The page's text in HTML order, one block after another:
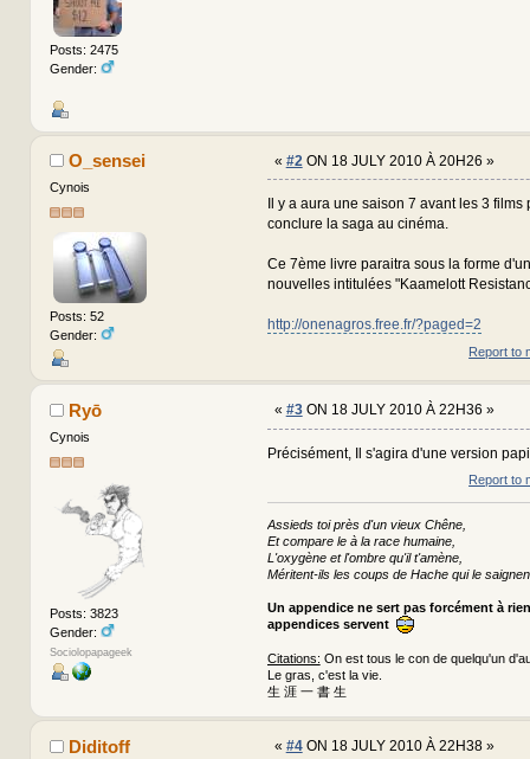
Posts: 2475
Gender:
O_sensei
Cynois
Posts: 52
Gender:
« #2 ON 18 JULY 2010 À 20H26 »
Il y a aura une saison 7 avant les 3 films
conclure la saga au cinéma.
Ce 7ème livre paraitra sous la forme
nouvelles intitulées "Kaamelott
http://onenagros.free.fr/?paged=2
Report to
Ryō
Cynois
Posts: 3823
Gender:
Sociolopapageek
« #3ON 18 JULY 2010 À 22H36 »
Précisément, Il s'agira d'une version
Report to
Assieds toi près d'un vieux Chêne,
Et compare le à la race humaine,
L'oxygène et l'ombre qu'il t'amène,
Méritent-ils les coups de Hache qui le
Un appendice ne sert pas forcément à
appendices servent
Citations: On est tous le con de quelqu'un
Le gras, c'est la vie.
生 涯 一 書 生
Diditoff « #4ON 18 JULY 2010 À 22H38 »